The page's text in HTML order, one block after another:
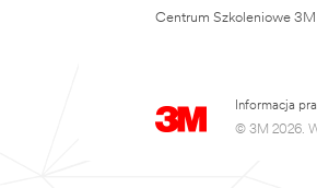
Centrum Szkoleniowe 3M
Informacja
© 3M 2026.